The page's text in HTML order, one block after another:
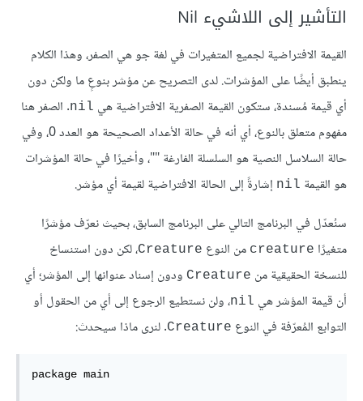
التأشير إلى اللاشيء Nil
القيمة الافتراضية لجميع المتغيرات في لغة جو هي الصفر، وهذا الكلام
ينطبق أيضًا على المؤشرات. لدى التصريح عن مؤشر بنوعٍ ما ولكن دون
أي قيمة مُسندة، ستكون القيمة الصفرية الافتراضية هي nil. الصفر هنا
مفهوم متعلق بالنوع، أي أنه في حالة الأعداد الصحيحة هو العدد 0، وفي
حالة السلاسل النصية هو السلسلة الفارغة ""، وأخيرًا في حالة المؤشرات
هو القيمة nil إشارةً إلى الحالة الافتراضية لقيمة أي مؤشر.
سنُعدّل في البرنامج التالي على البرنامج السابق، بحيث نعرّف مؤشرًا
متغيرًا creature من النوع Creature، لكن دون استنساخ
للنسخة الحقيقية من Creature ودون إسناد عنوانها إلى المؤشر؛ أي
أن قيمة المؤشر هي nil، ولن نستطيع الرجوع إلى أي من الحقول أو
التوابع المُعرّفة في النوع Creature. لنرى ماذا سيحدث:
package main